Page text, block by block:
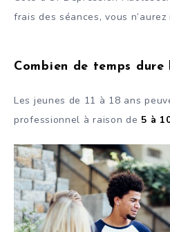
frais des séances, vous
Combien de temps
Les jeunes de 11 à 18 ans
professionnel à raison de5 à